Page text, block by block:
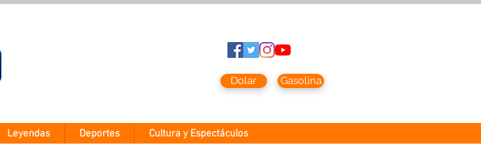
Dolar Gasolina
Leyendas Deportes Cultura y Espectáculos